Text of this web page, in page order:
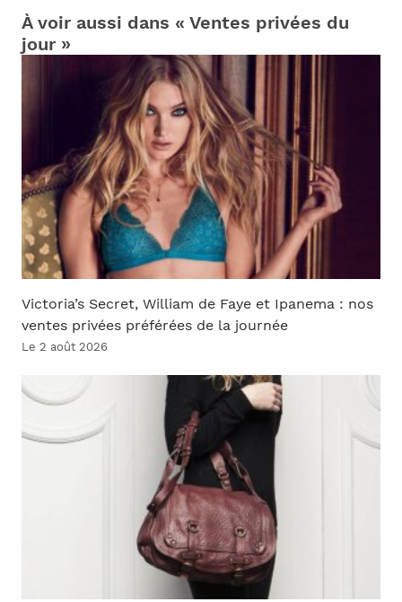
À voir aussi dans « Ventes privées du
jour »
Victoria’s Secret, William de Faye et Ipanema : nos
ventes privées préférées de la journée
Le 2 août 2026